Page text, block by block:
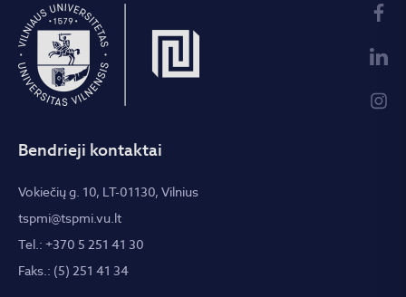
Bendrieji kontaktai
Vokiečių g. 10, LT-01130, Vilnius
tspmi@tspmi.vu.lt
Tel.: +370 5 251 41 30
Faks.: (5) 251 41 34